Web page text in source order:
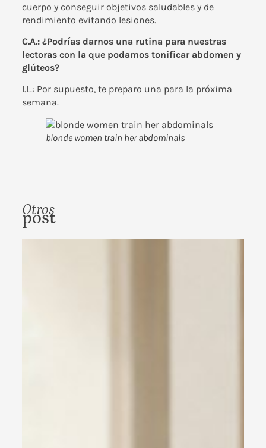
cuerpo y conseguir objetivos saludables y de
rendimiento evitando lesiones.
C.A.: ¿Podrías darnos una rutina para nuestras
lectoras con la que podamos tonificar abdomen y
glúteos?
I.L.: Por supuesto, te preparo una para la próxima
semana.
blonde women train her abdominals
Otros
post